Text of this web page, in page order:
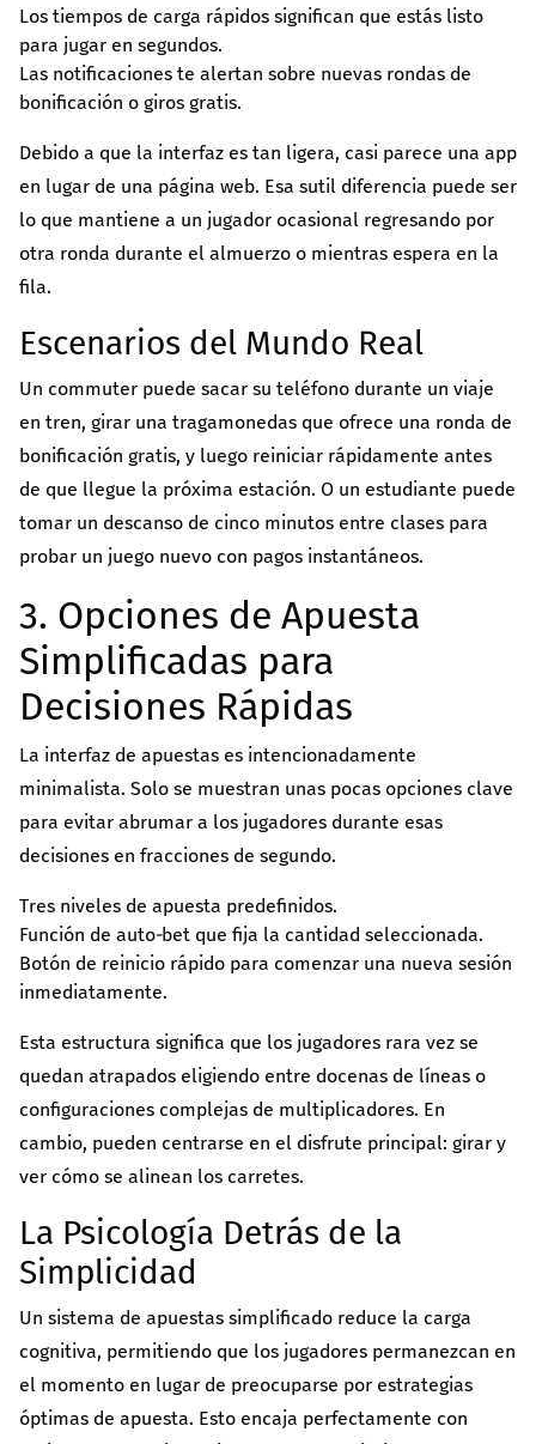
Los tiempos de carga rápidos significan que estás listo
para jugar en segundos.
Las notificaciones te alertan sobre nuevas rondas de
bonificación o giros gratis.
Debido a que la interfaz es tan ligera, casi parece una app
en lugar de una página web. Esa sutil diferencia puede ser
lo que mantiene a un jugador ocasional regresando por
otra ronda durante el almuerzo o mientras espera en la
fila.
Escenarios del Mundo Real
Un commuter puede sacar su teléfono durante un viaje
en tren, girar una tragamonedas que ofrece una ronda de
bonificación gratis, y luego reiniciar rápidamente antes
de que llegue la próxima estación. O un estudiante puede
tomar un descanso de cinco minutos entre clases para
probar un juego nuevo con pagos instantáneos.
3. Opciones de Apuesta
Simplificadas para
Decisiones Rápidas
La interfaz de apuestas es intencionadamente
minimalista. Solo se muestran unas pocas opciones clave
para evitar abrumar a los jugadores durante esas
decisiones en fracciones de segundo.
Tres niveles de apuesta predefinidos.
Función de auto‑bet que fija la cantidad seleccionada.
Botón de reinicio rápido para comenzar una nueva sesión
inmediatamente.
Esta estructura significa que los jugadores rara vez se
quedan atrapados eligiendo entre docenas de líneas o
configuraciones complejas de multiplicadores. En
cambio, pueden centrarse en el disfrute principal: girar y
ver cómo se alinean los carretes.
La Psicología Detrás de la
Simplicidad
Un sistema de apuestas simplificado reduce la carga
cognitiva, permitiendo que los jugadores permanezcan en
el momento en lugar de preocuparse por estrategias
óptimas de apuesta. Esto encaja perfectamente con